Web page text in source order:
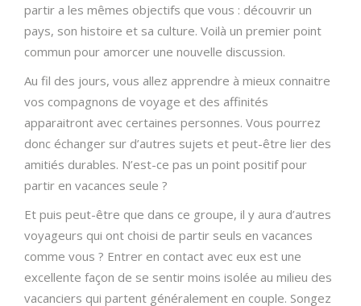
partir a les mêmes objectifs que vous : découvrir un
pays, son histoire et sa culture. Voilà un premier point
commun pour amorcer une nouvelle discussion.
Au fil des jours, vous allez apprendre à mieux connaitre
vos compagnons de voyage et des affinités
apparaitront avec certaines personnes. Vous pourrez
donc échanger sur d’autres sujets et peut-être lier des
amitiés durables. N’est-ce pas un point positif pour
partir en vacances seule ?
Et puis peut-être que dans ce groupe, il y aura d’autres
voyageurs qui ont choisi de partir seuls en vacances
comme vous ? Entrer en contact avec eux est une
excellente façon de se sentir moins isolée au milieu des
vacanciers qui partent généralement en couple. Songez